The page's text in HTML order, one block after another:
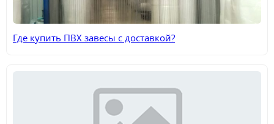
Где купить ПВХ завесы с доставкой?